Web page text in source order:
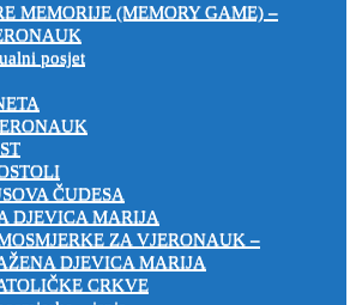
MEMORIJE (MEMORY GAME) –
posjet
ČUDESA
DJEVICA MARIJA
ZA VJERONAUK –
DJEVICA MARIJA
CRKVE